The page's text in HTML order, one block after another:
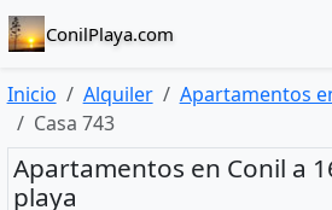
ConilPlaya.com
Inicio Alquiler Apartamentos
Casa 743
Apartamentos en Conil a
playa